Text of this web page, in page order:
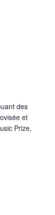
des
et
Prize,